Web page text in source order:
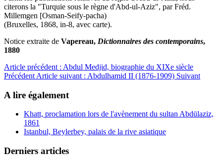
citerons la "Turquie sous le règne d'Abd-ul-Aziz", par Fréd.
Millemgen [Osman-Seify-pacha)
(Bruxelles, 1868, in-8, avec carte).
Notice extraite de Vapereau, Dictionnaires des contemporains,
1880
Article précédent : Abdul Medjid, biographie du XIXe siècle
Précédent Article suivant : Abdulhamid II (1876-1909) Suivant
A lire également
Khatt, proclamation lors de l'avènement du sultan Abdülaziz,
1861
Istanbul, Beylerbey, palais de la rive asiatique
Derniers articles